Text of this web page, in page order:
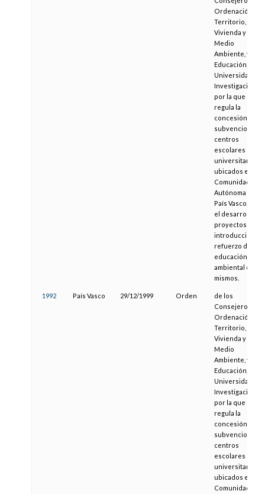
Ordenación del
Territorio,
Vivienda y
Medio
Ambiente, y de
Educación,
Universidades e
Investigación,
por la que se
regula la
concesión de
subvenciones a
centros
escolares no
universitarios
ubicados en la
Comunidad
Autónoma del
País Vasco, para
el desarrollo de
proyectos de
introducción o
refuerzo de la
educación
ambiental en los
mismos.
1992 País Vasco 29/12/1999 Orden
de los
Consejeros de
Ordenación del
Territorio,
Vivienda y
Medio
Ambiente, y
Educación,
Universidades e
Investigación,
por la que se
regula la
concesión de
subvenciones a
centros
escolares no
universitarios
ubicados en la
Comunidad